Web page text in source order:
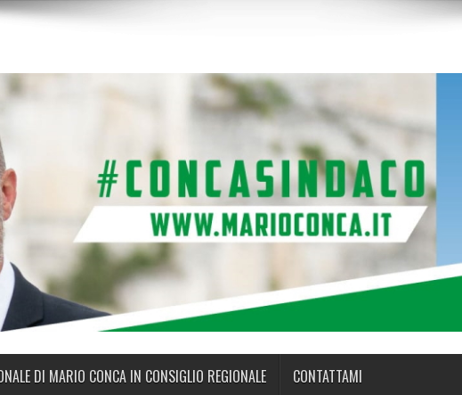
DI MARIO CONCA IN CONSIGLIO REGIONALE CONTATTAMI